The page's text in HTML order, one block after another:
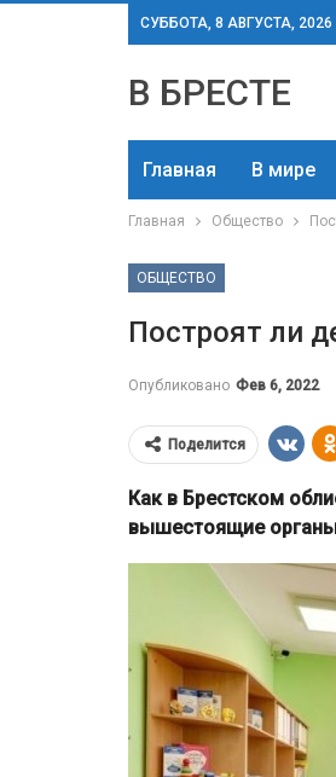
СУББОТА, 8 АВГУСТА, 2026
В БРЕСТЕ
Главная В мире
Главная Общество
ОБЩЕСТВО
Построят ли
Опубликовано Фев 6, 2022
Поделится
Как в Брестском
вышестоящие